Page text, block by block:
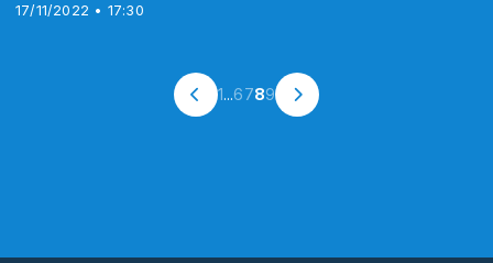
17/11/2022 • 17:30
1...6789